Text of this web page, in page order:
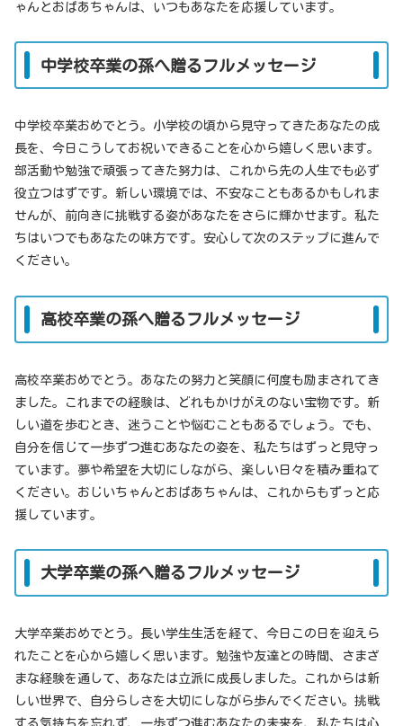
ゃんとおばあちゃんは、いつもあなたを応援しています。
中学校卒業の孫へ贈るフルメッセージ
中学校卒業おめでとう。小学校の頃から見守ってきたあなたの成
長を、今日こうしてお祝いできることを心から嬉しく思います。
部活動や勉強で頑張ってきた努力は、これから先の人生でも必ず
役立つはずです。新しい環境では、不安なこともあるかもしれま
せんが、前向きに挑戦する姿があなたをさらに輝かせます。私た
ちはいつでもあなたの味方です。安心して次のステップに進んで
ください。
高校卒業の孫へ贈るフルメッセージ
高校卒業おめでとう。あなたの努力と笑顔に何度も励まされてき
ました。これまでの経験は、どれもかけがえのない宝物です。新
しい道を歩むとき、迷うことや悩むこともあるでしょう。でも、
自分を信じて一歩ずつ進むあなたの姿を、私たちはずっと見守っ
ています。夢や希望を大切にしながら、楽しい日々を積み重ねて
ください。おじいちゃんとおばあちゃんは、これからもずっと応
援しています。
大学卒業の孫へ贈るフルメッセージ
大学卒業おめでとう。長い学生生活を経て、今日この日を迎えら
れたことを心から嬉しく思います。勉強や友達との時間、さまざ
まな経験を通して、あなたは立派に成長しました。これからは新
しい世界で、自分らしさを大切にしながら歩んでください。挑戦
する気持ちを忘れず、一歩ずつ進むあなたの未来を、私たちは心